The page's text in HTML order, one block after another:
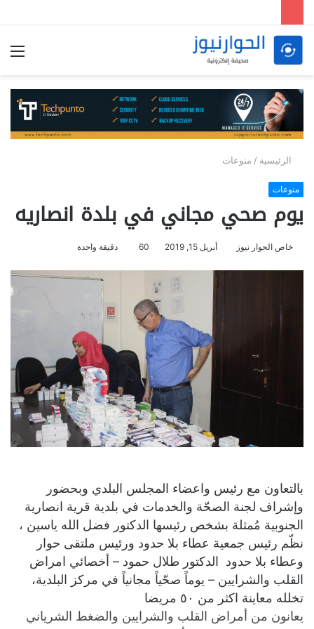
الرئيسية / منوعات
منوعات
يوم صحي مجاني في بلدة انصاريه
خاص الحوار نيوز أبريل 15, 2019 60 دقيقة واحدة
بالتعاون مع رئيس واعضاء المجلس البلدي وبحضور
وإشراف لجنة الصحّة والخدمات في بلدية قرية انصارية
الجنوبية مُمثلة بشخص رئيسها الدكتور فضل الله ياسين ،
نظّم رئيس جمعية عطاء بلا حدود ورئيس ملتقى حوار
وعطاء بلا حدود الدكتور طلال حمود – أخصائي امراض
القلب والشرايين – يوماً صحّياً مجانياً في مركز البلدية،
تخلله معاينة اكثر من ٥٠ مريضا
يعانون من أمراض القلب والشرايين والضغط الشرياني